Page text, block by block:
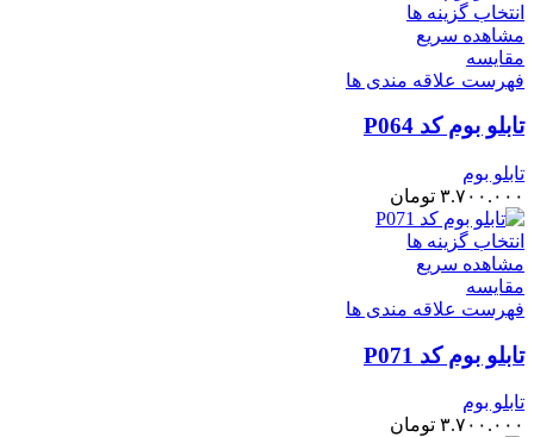
انتخاب گزینه ها
مشاهده سریع
مقایسه
فهرست علاقه مندی ها
تابلو بوم کد P064
تابلو بوم
۳.۷۰۰.۰۰۰ تومان
انتخاب گزینه ها
مشاهده سریع
مقایسه
فهرست علاقه مندی ها
تابلو بوم کد P071
تابلو بوم
۳.۷۰۰.۰۰۰ تومان